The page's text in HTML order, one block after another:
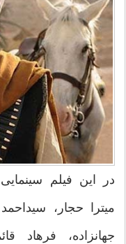
در این فیلم
میترا حجار،
جهانزاده، فرهاد